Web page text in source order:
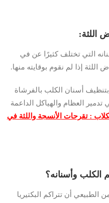
اللثة:
التي تختلف كثيرًا عن في
اللثة إذا لم نقوم بوقايته منها.
أسنان الكلب بالفرشاة
تدمير العظام والهياكل الداعمة
: تقرحات الأنسجة واللثة في
الكلب وأسنانه؟
أن تتراكم البكتيريا